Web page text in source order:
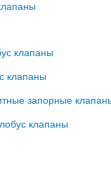
клапаны
клапаны
запорные
клапаны